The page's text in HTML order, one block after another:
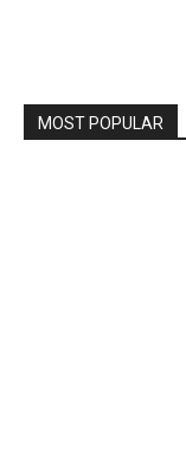
MOST POPULAR